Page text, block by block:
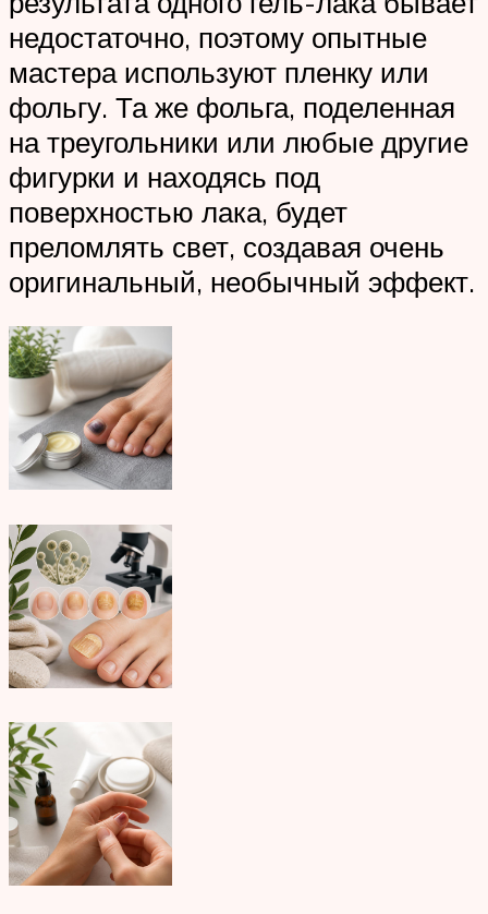
недостаточно, поэтому опытные
мастера используют пленку или
фольгу. Та же фольга, поделенная
на треугольники или любые другие
фигурки и находясь под
поверхностью лака, будет
преломлять свет, создавая очень
оригинальный, необычный эффект.